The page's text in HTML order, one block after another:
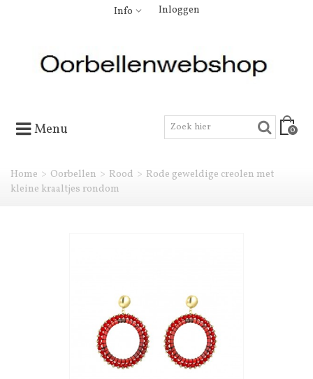
Info Inloggen
Menu 0
Home > Oorbellen > Rood > Rode geweldige creolen met
kleine kraaltjes rondom